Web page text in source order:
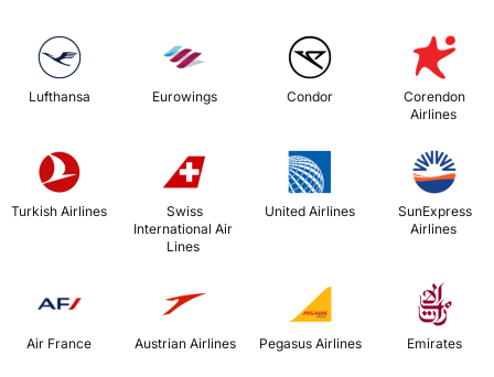
Lufthansa Eurowings Condor
Corendon
Airlines
Turkish Airlines
International Air
Lines
United Airlines
Airlines
Air France Austrian Airlines Emirates